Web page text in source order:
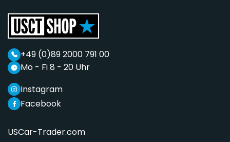
+49 (0)89 2000 791 00
Mo - Fi 8 - 20 Uhr
Facebook
Instagram
USCar-Trader.com